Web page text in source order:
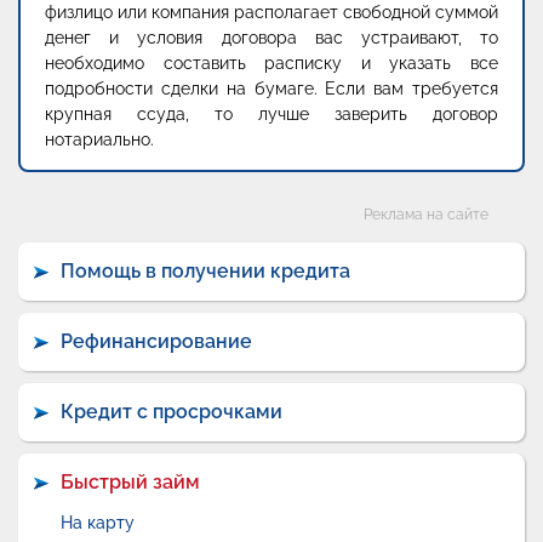
физлицо или компания располагает свободной суммой
денег и условия договора вас устраивают, то
необходимо составить расписку и указать все
подробности сделки на бумаге. Если вам требуется
крупная ссуда, то лучше заверить договор
нотариально.
Реклама на сайте
Помощь в получении кредита
Рефинансирование
Кредит с просрочками
Быстрый займ
На карту